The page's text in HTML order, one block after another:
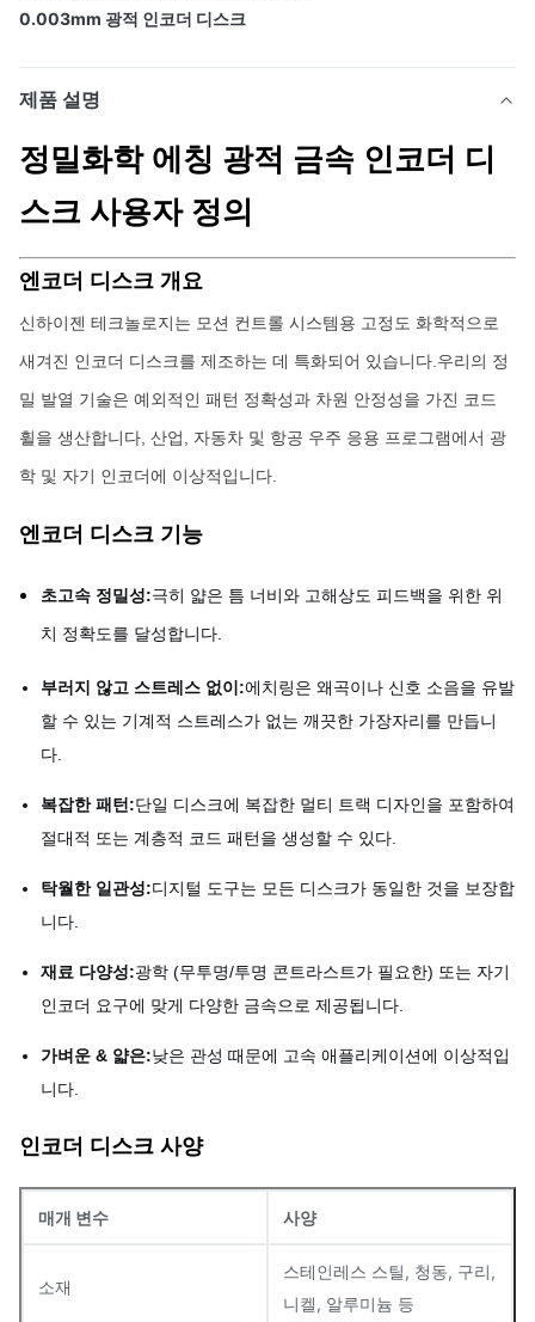
0.003mm 광적 인코더 디스크
제품 설명
정밀화학 에칭 광적 금속 인코더 디
스크 사용자 정의
엔코더 디스크 개요
신하이젠 테크놀로지는 모션 컨트롤 시스템용 고정도 화학적으로
새겨진 인코더 디스크를 제조하는 데 특화되어 있습니다.우리의 정
밀 발열 기술은 예외적인 패턴 정확성과 차원 안정성을 가진 코드
휠을 생산합니다, 산업, 자동차 및 항공 우주 응용 프로그램에서 광
학 및 자기 인코더에 이상적입니다.
엔코더 디스크 기능
초고속 정밀성:극히 얇은 틈 너비와 고해상도 피드백을 위한 위
치 정확도를 달성합니다.
부러지 않고 스트레스 없이:에치링은 왜곡이나 신호 소음을 유발
할 수 있는 기계적 스트레스가 없는 깨끗한 가장자리를 만듭니
다.
복잡한 패턴:단일 디스크에 복잡한 멀티 트랙 디자인을 포함하여
절대적 또는 계층적 코드 패턴을 생성할 수 있다.
탁월한 일관성:디지털 도구는 모든 디스크가 동일한 것을 보장합
니다.
재료 다양성:광학 (무투명/투명 콘트라스트가 필요한) 또는 자기
인코더 요구에 맞게 다양한 금속으로 제공됩니다.
가벼운 & 얇은:낮은 관성 때문에 고속 애플리케이션에 이상적입
니다.
인코더 디스크 사양
매개 변수 사양
소재
스테인레스 스틸, 청동, 구리,
니켈, 알루미늄 등